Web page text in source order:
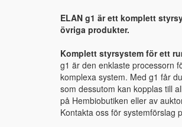
ELAN g1 är ett komplett
övriga produkter.
Komplett styrsystem för ett
g1 är den enklaste processorn
komplexa system. Med g1 får
som dessutom kan kopplas till
på Hembiobutiken eller av
Kontakta oss för systemförslag